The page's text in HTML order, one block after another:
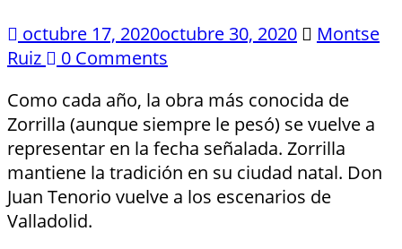
octubre 17, 2020octubre 30, 2020
Montse
Ruiz
0 Comments
Como cada año, la obra más conocida de
Zorrilla (aunque siempre le pesó) se vuelve a
representar en la fecha señalada. Zorrilla
mantiene la tradición en su ciudad natal. Don
Juan Tenorio vuelve a los escenarios de
Valladolid.